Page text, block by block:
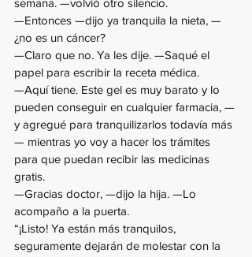
semana. —volvió otro silencio.
—Entonces —dijo ya tranquila la nieta, —
¿no es un cáncer?
—Claro que no. Ya les dije. —Saqué el
papel para escribir la receta médica.
—Aquí tiene. Este gel es muy barato y lo
pueden conseguir en cualquier farmacia, —
y agregué para tranquilizarlos todavía más
— mientras yo voy a hacer los trámites
para que puedan recibir las medicinas
gratis.
—Gracias doctor, —dijo la hija. —Lo
acompaño a la puerta.
“¡Listo! Ya están más tranquilos,
seguramente dejarán de molestar con la